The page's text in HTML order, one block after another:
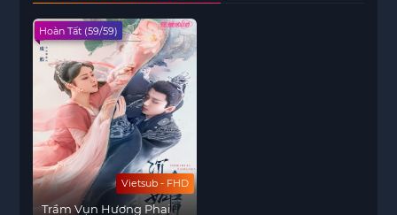
Vietsub - FHD
Hoàn Tất (59/59)
Trầm Vụn Hương Phai